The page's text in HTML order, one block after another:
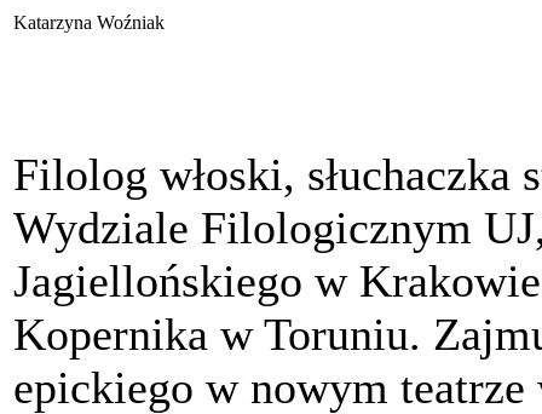
Katarzyna Woźniak
Filolog włoski, słuchaczka
Wydziale Filologicznym
Jagiellońskiego w
Kopernika w Toruniu.
epickiego w nowym